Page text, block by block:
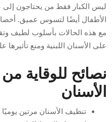
ليس الكبار فقط من يحتاجون
الأطفال أيضًا لتسوس عميق.
مع هذه الحالات بأسلوب لطيف
على الأسنان اللبنية ومنع تأثيرها
نصائح للوقاية
الأسنان
تنظيف الأسنان مرتين يوميًا